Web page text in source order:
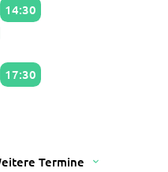
14:30
17:30
Termine